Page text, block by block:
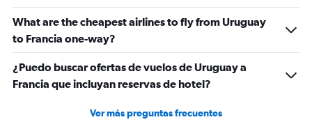
What are the cheapest airlines to fly from Uruguay
to Francia one-way?
¿Puedo buscar ofertas de vuelos de Uruguay a
Francia que incluyan reservas de hotel?
Ver más preguntas frecuentes